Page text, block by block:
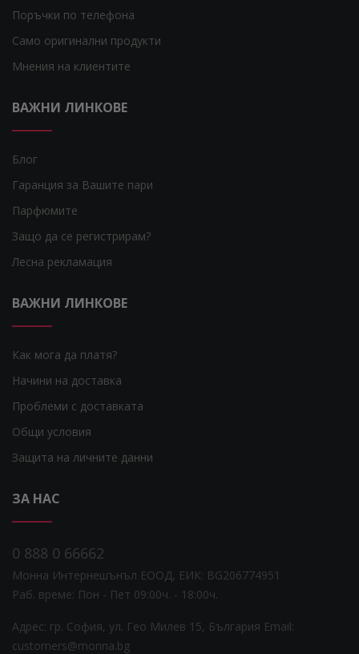
Поръчки по телефона
Само оригинални продукти
Мнения на клиентите
ВАЖНИ ЛИНКОВЕ
Блог
Гаранция за Вашите пари
Парфюмите
Защо да се регистрирам?
Лесна рекламация
ВАЖНИ ЛИНКОВЕ
Как мога да платя?
Начини на доставка
Проблеми с доставката
Общи условия
Защита на личните данни
ЗА НАС
0 888 0 66662
Монна Интернешънъл ЕООД, ЕИК: BG206774951
Раб. време: Пoн - Пет 09:00ч. - 18:00ч.
Адрес: гр. София, ул. Гео Милев 15, България Email:
customers@monna.bg